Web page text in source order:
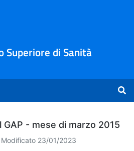
Superiore di Sanità
GAP - mese di marzo 2015
Modificato 23/01/2023